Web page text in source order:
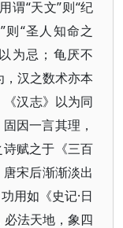
谓“天文”则“纪
则“圣人知命之
为忌；龟厌不
汉之数术亦本
《汉志》以为同
因一言其理，
赋之于《三百
宋后渐渐淡出
用如《史记·日
法天地，象四